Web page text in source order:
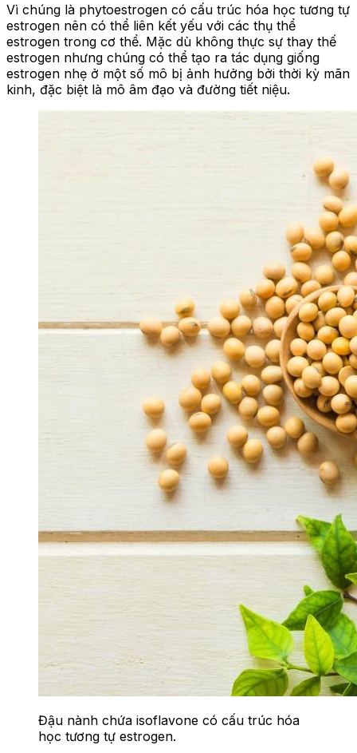
Vì chúng là phytoestrogen có cấu trúc hóa học tương tự
estrogen nên có thể liên kết yếu với các thụ thể
estrogen trong cơ thể. Mặc dù không thực sự thay thế
estrogen nhưng chúng có thể tạo ra tác dụng giống
estrogen nhẹ ở một số mô bị ảnh hưởng bởi thời kỳ mãn
kinh, đặc biệt là mô âm đạo và đường tiết niệu.
Đậu nành chứa isoflavone có cấu trúc hóa
học tương tự estrogen.